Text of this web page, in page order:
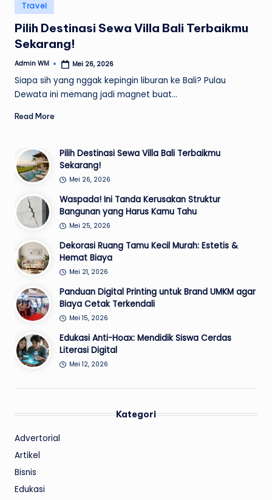
Posted
in
Travel
Pilih Destinasi Sewa Villa Bali Terbaikmu
Sekarang!
Posted
Admin WM Mei 26, 2026
Siapa sih yang nggak kepingin liburan ke Bali? Pulau
Dewata ini memang jadi magnet buat…
Read More
Pilih Destinasi Sewa Villa Bali Terbaikmu
Sekarang!
Mei 26, 2026
Waspada! Ini Tanda Kerusakan Struktur
Bangunan yang Harus Kamu Tahu
Mei 25, 2026
Dekorasi Ruang Tamu Kecil Murah: Estetis &
Hemat Biaya
Mei 21, 2026
Panduan Digital Printing untuk Brand UMKM agar
Biaya Cetak Terkendali
Mei 15, 2026
Edukasi Anti-Hoax: Mendidik Siswa Cerdas
Literasi Digital
Mei 12, 2026
Kategori
Advertorial
Artikel
Bisnis
Edukasi